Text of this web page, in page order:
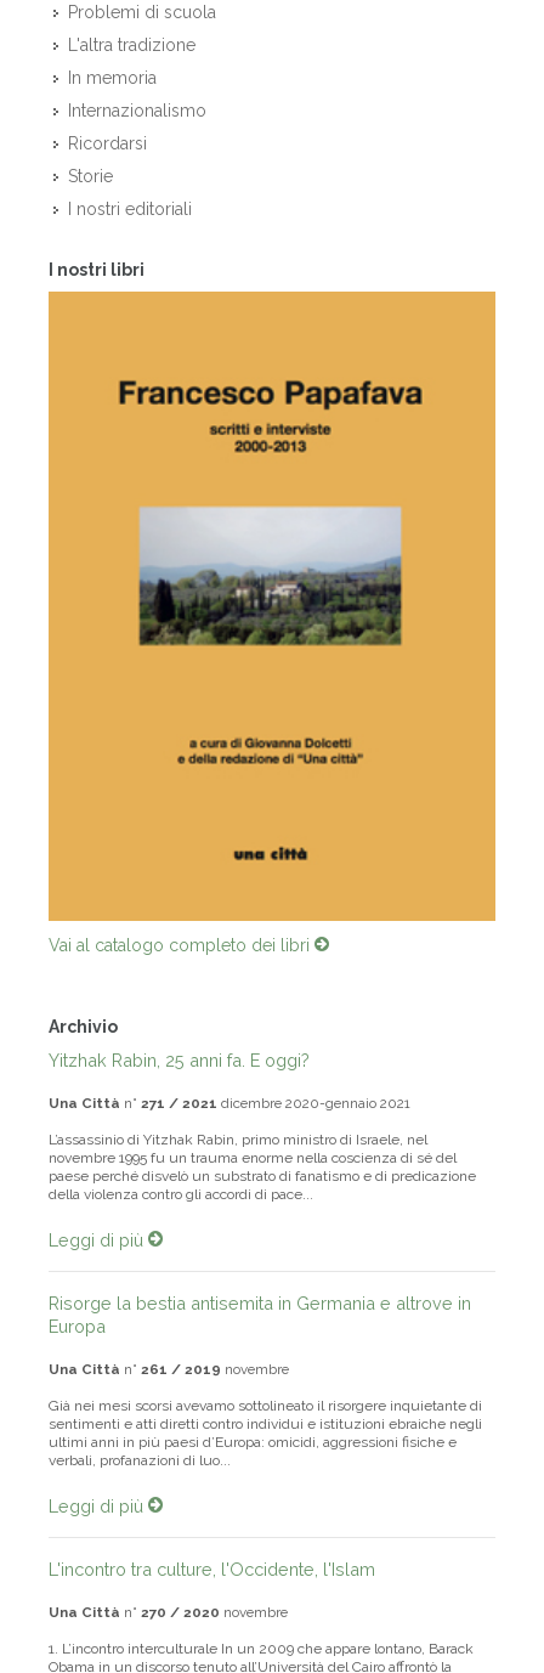
Problemi di scuola
L'altra tradizione
In memoria
Internazionalismo
Ricordarsi
Storie
I nostri editoriali
I nostri libri
Vai al catalogo completo dei libri
Archivio
Yitzhak Rabin, 25 anni fa. E oggi?
Una Città n° 271 / 2021 dicembre 2020-gennaio 2021
L’assassinio di Yitzhak Rabin, primo ministro di Israele, nel
novembre 1995 fu un trauma enorme nella coscienza di sé del
paese perché disvelò un substrato di fanatismo e di predicazione
della violenza contro gli accordi di pace...
Leggi di più
Risorge la bestia antisemita in Germania e altrove in
Europa
Una Città n° 261 / 2019 novembre
Già nei mesi scorsi avevamo sottolineato il risorgere inquietante di
sentimenti e atti diretti contro individui e istituzioni ebraiche negli
ultimi anni in più paesi d’Europa: omicidi, aggressioni fisiche e
verbali, profanazioni di luo...
Leggi di più
L'incontro tra culture, l'Occidente, l'Islam
Una Città n° 270 / 2020 novembre
1. L’incontro interculturale In un 2009 che appare lontano, Barack
Obama in un discorso tenuto all’Università del Cairo affrontò la